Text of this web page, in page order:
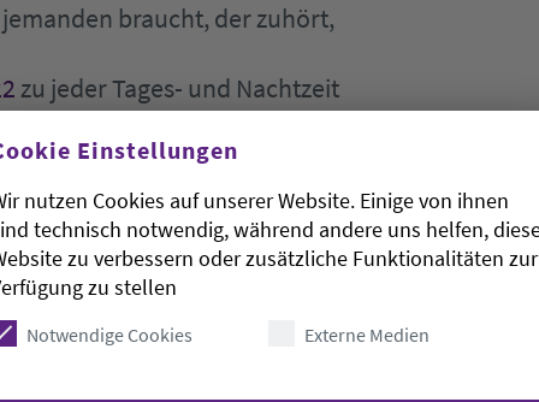
braucht, der zuhört,
zu jeder Tages- und Nachtzeit
Internetseite der
Sorgen leichtes Spiel. Ein einsames Wochenende, eine
und einen Gesprächspartner braucht,
ist die kostenfreie Nummer
Einstellungen
nutzen Cookies auf unserer Website. Einige von ihnen
technisch notwendig, während andere uns helfen,
zu verbessern oder zusätzliche Funktionalitäten zur
zu stellen
Notwendige Cookies Externe Medien